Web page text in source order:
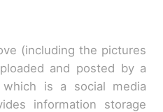
(including the pictures
and posted by a
is a social media
information storage